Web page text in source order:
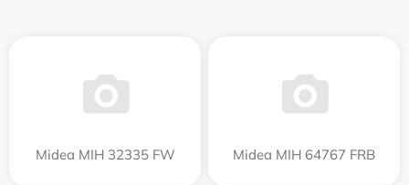
Midea MIH 32335 FW Midea MIH 64767 FRB